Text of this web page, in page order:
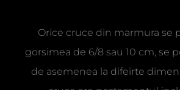
Orice cruce din marmura se
gorsimea de 6/8 sau 10 cm, se
de asemenea la difeirte